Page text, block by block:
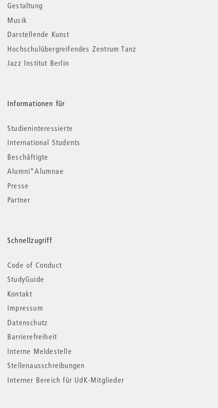
Gestaltung
Musik
Darstellende Kunst
Hochschulübergreifendes Zentrum Tanz
Jazz Institut Berlin
Informationen für
Studieninteressierte
International Students
Beschäftigte
Alumni*Alumnae
Presse
Partner
Schnellzugriff
Code of Conduct
StudyGuide
Kontakt
Impressum
Datenschutz
Barrierefreiheit
Interne Meldestelle
Stellenausschreibungen
Interner Bereich für UdK-Mitglieder